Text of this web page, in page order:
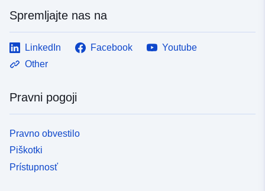
Spremljajte nas na
LinkedIn Facebook
Youtube
Other
Pravni pogoji
Pravno obvestilo
Piškotki
Prístupnosť